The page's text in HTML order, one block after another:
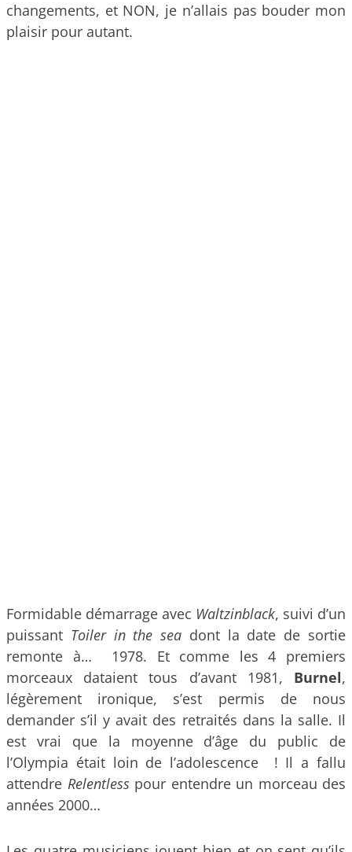
changements, et NON, je n’allais pas bouder mon
plaisir pour autant.
Formidable démarrage avec Waltzinblack, suivi d’un
puissant Toiler in the sea dont la date de sortie
remonte à… 1978. Et comme les 4 premiers
morceaux dataient tous d’avant 1981, Burnel,
légèrement ironique, s’est permis de nous
demander s’il y avait des retraités dans la salle. Il
est vrai que la moyenne d’âge du public de
l’Olympia était loin de l’adolescence ! Il a fallu
attendre Relentlesspour entendre un morceau des
années 2000…